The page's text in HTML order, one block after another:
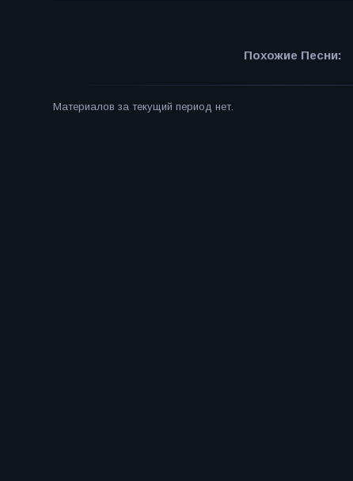
Похожие Песни:
Материалов за текущий период нет.